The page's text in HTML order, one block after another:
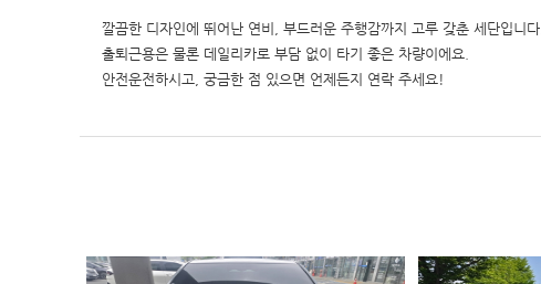
깔끔한 디자인에 뛰어난 연비, 부드러운 주행감까지 고루 갖춘 세단입니다.
출퇴근용은 물론 데일리카로 부담 없이 타기 좋은 차량이에요.
안전운전하시고, 궁금한 점 있으면 언제든지 연락 주세요!